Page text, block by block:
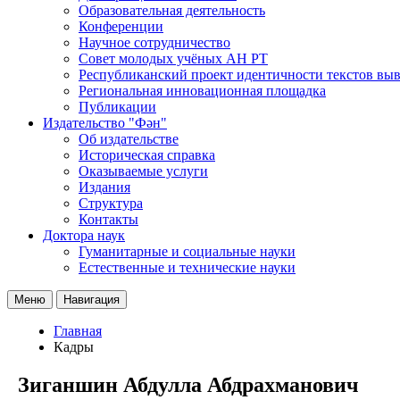
Образовательная деятельность
Конференции
Научное сотрудничество
Совет молодых учёных АН РТ
Республиканский проект идентичности текстов
Региональная инновационная площадка
Публикации
Издательство "Фән"
Об издательстве
Историческая справка
Оказываемые услуги
Издания
Структура
Контакты
Доктора наук
Гуманитарные и социальные науки
Естественные и технические науки
Меню Навигация
Главная
Кадры
Зиганшин Абдулла Абдрахманович